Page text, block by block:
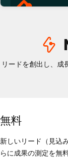
リードを創出し、成
無料
新しいリード（見込
らに成果の測定を無